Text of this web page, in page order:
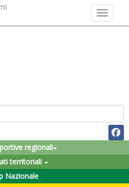
Toggle
regionali
territoriali
Nazionale